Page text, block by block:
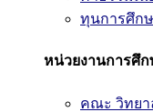
ทุนการศึก
หน่วยงานการศึก
คณะ วิทยา